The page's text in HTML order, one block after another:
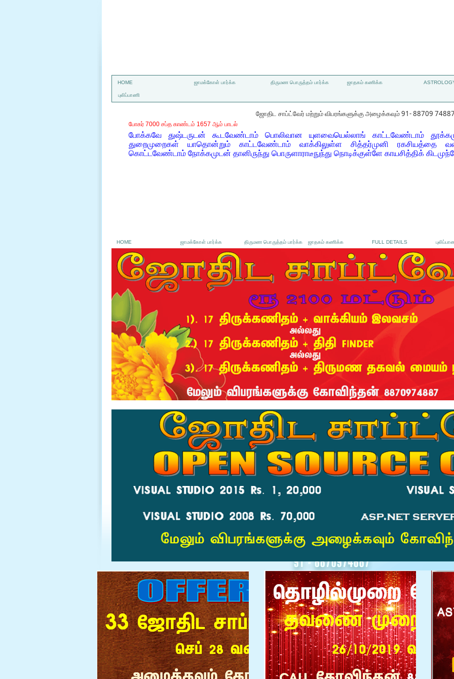
HOME ஜாமக்கோள் பார்க்க திருமண பொருத்தம் பார்க்க ஜாதகம் கணிக்க
புலிப்பாணி
ஜோதிட சாப்ட்வேர் மற்றும் விபரங்களுக்கு அழைக்கவும் 91- 88709
போகர் 7000 சப்த காண்டம் 1657 ஆம் பாடல்
போக்கவே துஷ்டருடன் கூடவேண்டாம் பொலிவான யுளவையெல்லாங் காட்டவேண்டாம்
துறைமுறைகள் யாதொன்றும் காட்டவேண்டாம் வாக்கிலுள்ள சித்தர்முனி ரகசியத்தை
கொட்டவேண்டாம் நோக்கமுடன் தானிருந்து பொருளாராடீநுந்து நொடிக்குள்ளே காயசித்திக்
HOME ஜாமக்கோள் பார்க்க திருமண பொருத்தம் பார்க்க ஜாதகம் கணிக்க FULL DETAILS